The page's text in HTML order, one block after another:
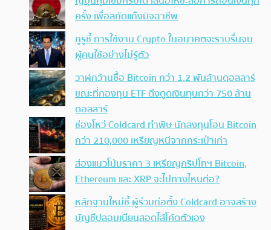
ครั้ง เพื่อสกัดแก๊งมิจฉาชีพ
กูรูชี้ การใช้งาน Crypto ในอนาคตจะราบรื่นจน
ผู้คนใช้อย่างไม่รู้ตัว
วาฬกว้านซื้อ Bitcoin กว่า 1.2 พันล้านดอลลาร์
ขณะที่กองทุน ETF ดึงดูดเงินทุนกว่า 750 ล้าน
ดอลลาร์
ช่องโหว่ Coldcard ทำพิษ นักลงทุนโอน Bitcoin
กว่า 210,000 เหรียญหนีจากกระเป๋าเก่า
ส่องแนวโน้มราคา 3 เหรียญคริปโทฯ Bitcoin,
Ethereum และ XRP จะไปทางไหนต่อ?
หลักฐานใหม่ชี้ ผู้ร่วมก่อตั้ง Coldcard อาจสร้าง
บัญชีปลอมเนียนสอดไส้โค้ดตัวเอง